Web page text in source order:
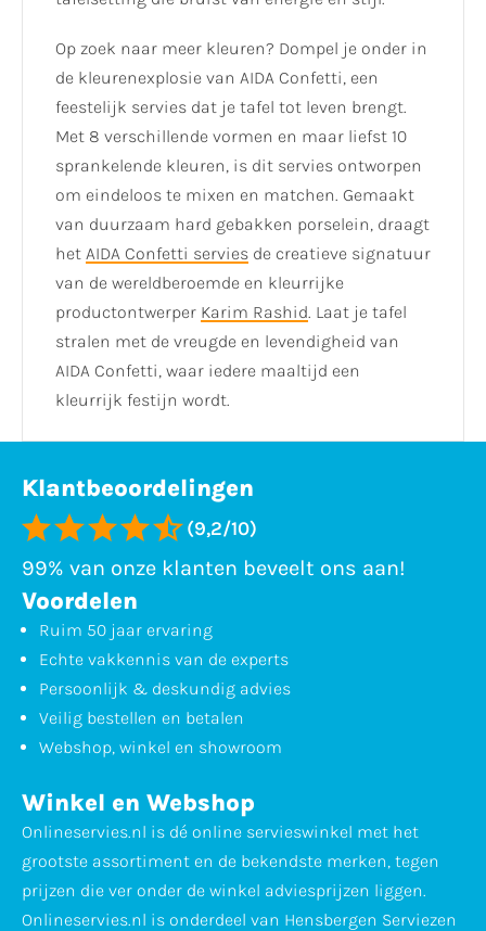
Op zoek naar meer kleuren? Dompel je onder in
de kleurenexplosie van AIDA Confetti, een
feestelijk servies dat je tafel tot leven brengt.
Met 8 verschillende vormen en maar liefst 10
sprankelende kleuren, is dit servies ontworpen
om eindeloos te mixen en matchen. Gemaakt
van duurzaam hard gebakken porselein, draagt
het AIDA Confetti servies de creatieve signatuur
van de wereldberoemde en kleurrijke
productontwerper Karim Rashid. Laat je tafel
stralen met de vreugde en levendigheid van
AIDA Confetti, waar iedere maaltijd een
kleurrijk festijn wordt.
Klantbeoordelingen
(9,2/10)
99% van onze klanten beveelt ons aan!
Voordelen
Ruim 50 jaar ervaring
Echte vakkennis van de experts
Persoonlijk & deskundig advies
Veilig bestellen en betalen
Webshop, winkel en showroom
Winkel en Webshop
Onlineservies.nl is dé online servieswinkel met het
grootste assortiment en de bekendste merken, tegen
prijzen die ver onder de winkel adviesprijzen liggen.
Onlineservies.nl is onderdeel van Hensbergen Serviezen